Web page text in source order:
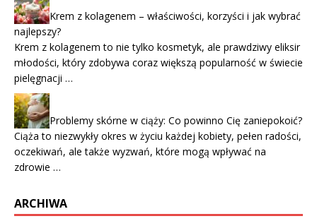
Krem z kolagenem – właściwości, korzyści i jak wybrać
najlepszy?
Krem z kolagenem to nie tylko kosmetyk, ale prawdziwy eliksir
młodości, który zdobywa coraz większą popularność w świecie
pielęgnacji …
Problemy skórne w ciąży: Co powinno Cię zaniepokoić?
Ciąża to niezwykły okres w życiu każdej kobiety, pełen radości,
oczekiwań, ale także wyzwań, które mogą wpływać na
zdrowie …
ARCHIWA